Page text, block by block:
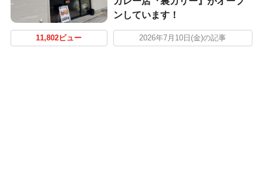
ンしています！
11,802ビュー 2026年7月10日(金)の記事